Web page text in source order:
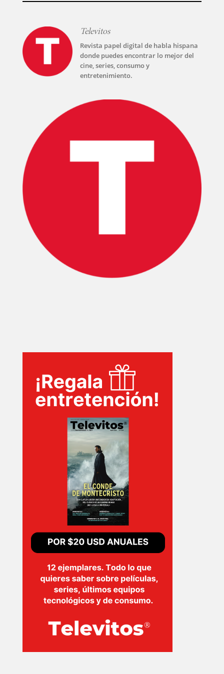
Televitos
Revista papel digital de habla hispana
donde puedes encontrar lo mejor del
cine, series, consumo y
entretenimiento.